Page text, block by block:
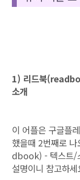
1) 리드북
소개
이 어플은 구글플
했을때 2번째로
dbook) - 텍스트/
설명이니 참고하세